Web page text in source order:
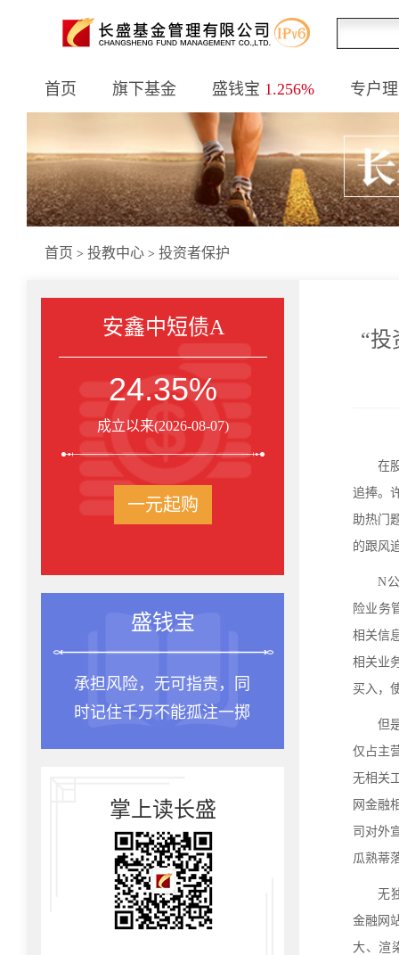
首页 旗下基金 盛钱宝 1.256% 专户
首页 > 投教中心 > 投资者保护
安鑫中短债A
24.35%
成立以来(2026-08-07)
一元起购
盛钱宝
承担风险，无可指责，同
时记住千万不能孤注一掷
掌上读长盛
“
在
追捧。
助热门
的跟风
N
险业务
相关信
相关业
买入，
但
仅占主
无相关
网金融
司对外
瓜熟蒂
无
金融网
大、渲